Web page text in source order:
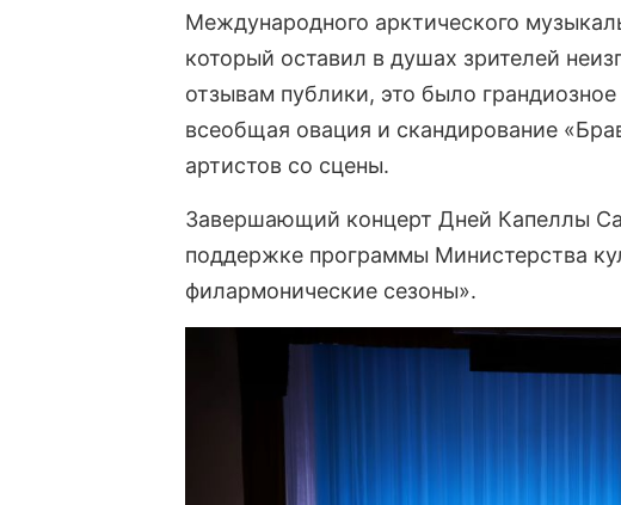
Международного арктического
который оставил в душах зрителей
отзывам публики, это было
всеобщая овация и скандирование
артистов со сцены.
Завершающий концерт Дней Капеллы
поддержке программы Министерства
филармонические сезоны».